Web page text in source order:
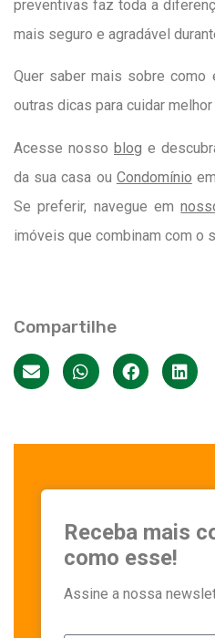
preventivas faz toda a
mais seguro e agradável
Quer saber mais sobre como
outras dicas para cuidar
Acesse nosso blog e
da sua casa ou Condomínio
Se preferir, navegue em
imóveis que combinam com o
Compartilhe
Receba mais
como esse!
Assine a nossa